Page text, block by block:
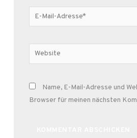
E-
Mail-
Website
Name, E-Mail-Adresse und
Browser für meinen nächsten